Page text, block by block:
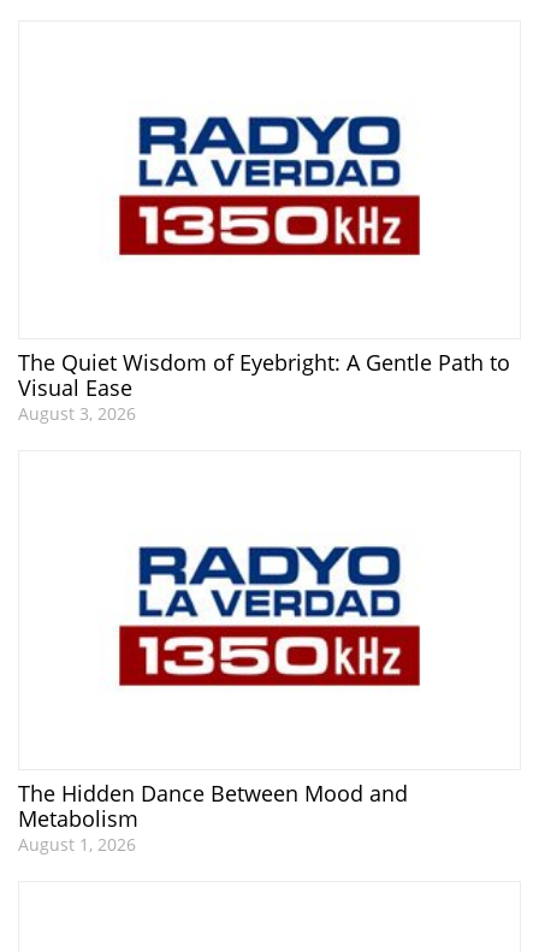
The Quiet Wisdom of Eyebright: A Gentle Path to
Visual Ease
August 3, 2026
The Hidden Dance Between Mood and
Metabolism
August 1, 2026